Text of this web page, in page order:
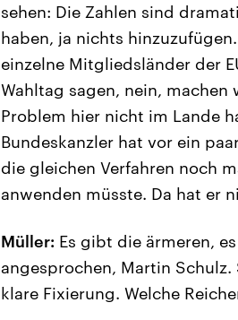
sehen: Die Zahlen sind
haben, ja nichts
einzelne Mitgliedsländer der
Wahltag sagen, nein,
Problem hier nicht im Lande
Bundeskanzler hat vor ein
die gleichen Verfahren noch
anwenden müsste. Da hat er
Müller: Es gibt die ärmeren,
angesprochen, Martin
klare Fixierung. Welche